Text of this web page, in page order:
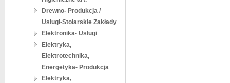
Drewno- Produkcja /
Usługi-Stolarskie Zakłady
Elektronika- Usługi
Elektryka,
Elektrotechnika,
Energetyka- Produkcja
Elektryka,